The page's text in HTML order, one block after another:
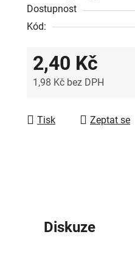
Dostupnost
Kód:
2,40 Kč
1,98 Kč bez DPH
Tisk
Zeptat se
Diskuze